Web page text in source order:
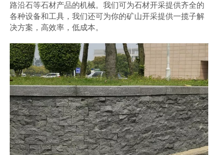
路沿石等石材产品的机械。我们可为石材开采提供齐全的
各种设备和工具，我们还可为你的矿山开采提供一揽子解
决方案，高效率，低成本。